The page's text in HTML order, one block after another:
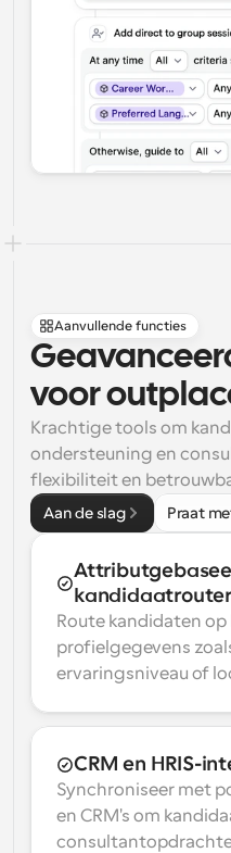
Aanvullende functies
voor
Krachtige tools om
ondersteuning en
flexibiliteit en
Aan de slag Praat
Route kandidaten op
profielgegevens
ervaringsniveau of
CRM en HRIS-
Synchroniseer met
en CRM's om